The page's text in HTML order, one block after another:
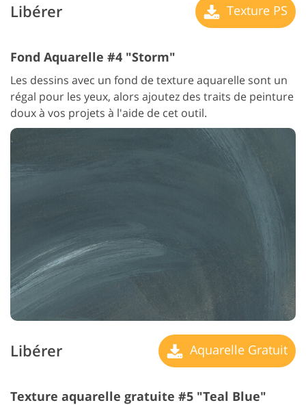
Libérer Texture PS
Fond Aquarelle #4 "Storm"
Les dessins avec un fond de texture aquarelle sont un
régal pour les yeux, alors ajoutez des traits de peinture
doux à vos projets à l'aide de cet outil.
Libérer Aquarelle Gratuit
Texture aquarelle gratuite #5 "Teal Blue"